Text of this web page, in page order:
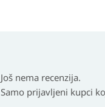
Još nema recenzija.
Samo prijavljeni kupci